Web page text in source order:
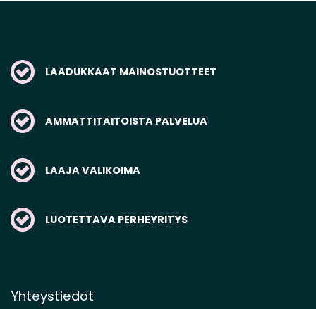
LAADUKKAAT MAINOSTUOTTEET
AMMATTITAITOISTA PALVELUA
LAAJA VALIKOIMA
LUOTETTAVA PERHEYRITYS
Yhteystiedot